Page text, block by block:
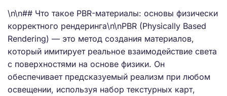
\n\n## Что такое PBR-материалы: основы физически
корректного рендеринга\n\nPBR (Physically Based
Rendering) — это метод создания материалов,
который имитирует реальное взаимодействие света
с поверхностями на основе физики. Он
обеспечивает предсказуемый реализм при любом
освещении, используя набор текстурных карт,